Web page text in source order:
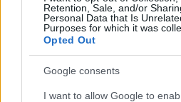
Retention, Sale, and/or
Personal Data that Is
Purposes for which it was
Opted Out
Google consents
I want to allow Google to